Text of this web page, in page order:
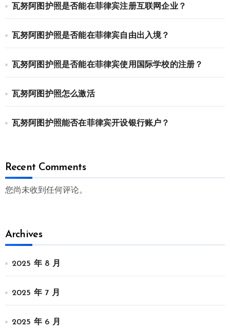
瓦努阿图护照是否能在菲律宾注册互联网企业？
瓦努阿图护照是否能在菲律宾自由出入境？
瓦努阿图护照是否能在菲律宾使用国际学校的注册？
瓦努阿图护照怎么激活
瓦努阿图护照能否在菲律宾开设银行账户？
Recent Comments
您尚未收到任何评论。
Archives
2025 年 8 月
2025 年 7 月
2025 年 6 月